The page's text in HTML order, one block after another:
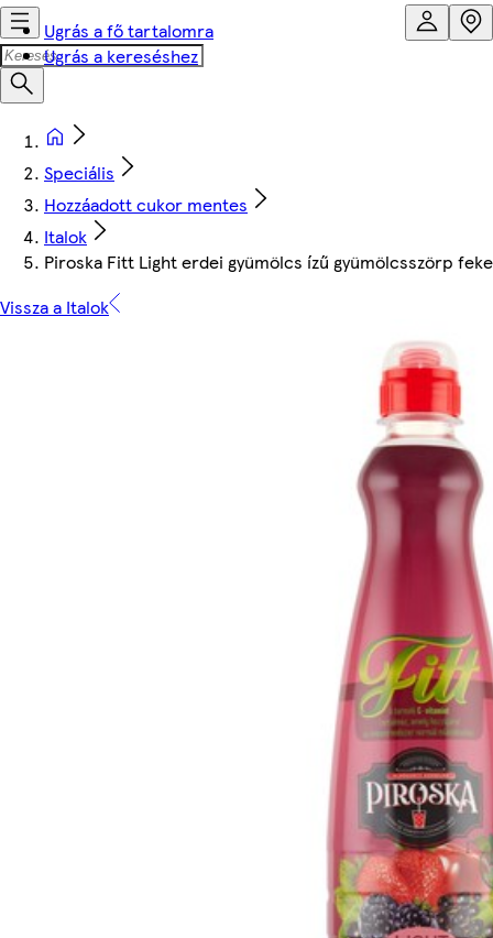
Ugrás a fő tartalomra
Ugrás a kereséshez
Speciális
Hozzáadott cukor mentes
Italok
Piroska Fitt Light erdei gyümölcs ízű gyümölcsszörp
Vissza a Italok